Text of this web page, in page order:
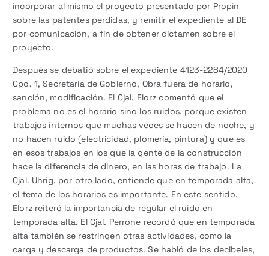
incorporar al mismo el proyecto presentado por Propin
sobre las patentes perdidas, y remitir el expediente al DE
por comunicación, a fin de obtener dictamen sobre el
proyecto.
Después se debatió sobre el expediente 4123-2284/2020
Cpo. 1, Secretaría de Gobierno, Obra fuera de horario,
sanción, modificación. El Cjal. Elorz comentó que el
problema no es el horario sino los ruidos, porque existen
trabajos internos que muchas veces se hacen de noche, y
no hacen ruido (electricidad, plomería, pintura) y que es
en esos trabajos en los que la gente de la construcción
hace la diferencia de dinero, en las horas de trabajo. La
Cjal. Uhrig, por otro lado, entiende que en temporada alta,
el tema de los horarios es importante. En este sentido,
Elorz reiteró la importancia de regular el ruido en
temporada alta. El Cjal. Perrone recordó que en temporada
alta también se restringen otras actividades, como la
carga y descarga de productos. Se habló de los decibeles,